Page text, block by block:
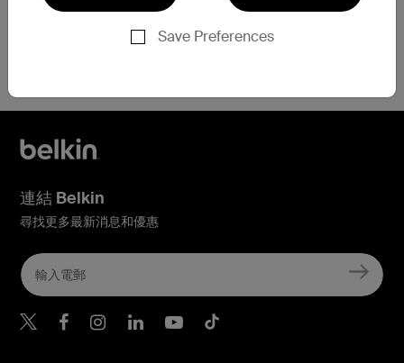
需要協助？點擊此處
Save Preferences
連結 Belkin
尋找更多最新消息和優惠
Belkin Twitter
Belkin Hong Kong
Belkin Instagram
Belkin Hong Kong
Belkin Youtube
Belkin TikTok